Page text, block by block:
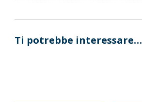
Ti potrebbe interessare…